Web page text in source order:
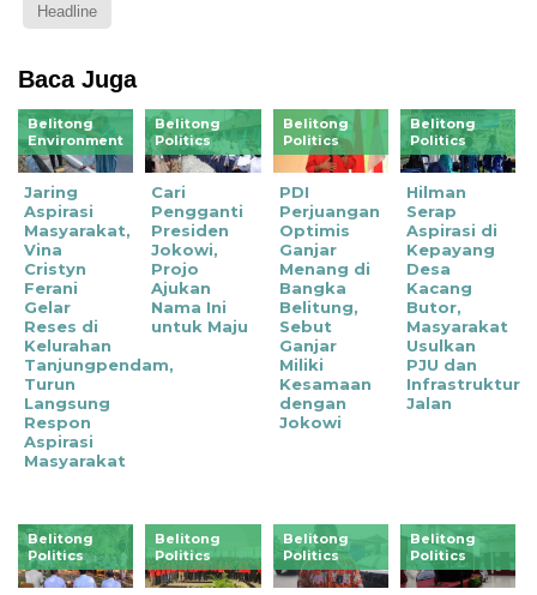
Headline
Baca Juga
Belitong
Environment
Jaring
Aspirasi
Masyarakat,
Vina
Cristyn
Ferani
Gelar
Reses di
Kelurahan
Tanjungpendam,
Turun
Langsung
Respon
Aspirasi
Masyarakat
Belitong
Politics
Cari
Pengganti
Presiden
Jokowi,
Projo
Ajukan
Nama Ini
untuk Maju
Belitong
Politics
PDI
Perjuangan
Optimis
Ganjar
Menang di
Bangka
Belitung,
Sebut
Ganjar
Miliki
Kesamaan
dengan
Jokowi
Belitong
Politics
Hilman
Serap
Aspirasi di
Kepayang
Desa
Kacang
Butor,
Masyarakat
Usulkan
PJU dan
Infrastruktur
Jalan
Belitong
Politics
Belitong
Politics
Belitong
Politics
Belitong
Politics